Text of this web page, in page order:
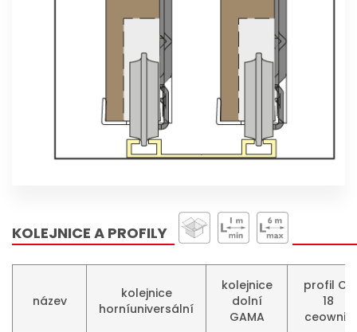
KOLEJNICE A PROFILY
název
kolejnice
horníuniversální
kolejnice
dolní
GAMA
profil C-
18
ceownik